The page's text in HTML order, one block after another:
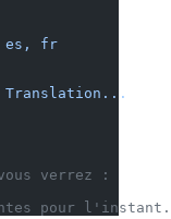
es,
fr
Translation...
verrez :
pour l'instant.